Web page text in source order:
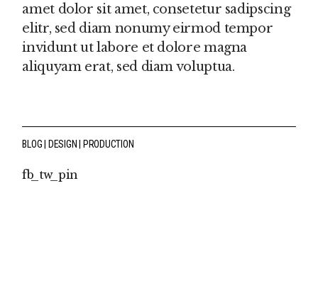
amet dolor sit amet, consetetur sadipscing
elitr, sed diam nonumy eirmod tempor
invidunt ut labore et dolore magna
aliquyam erat, sed diam voluptua.
BLOG DESIGN PRODUCTION
fb tw pin